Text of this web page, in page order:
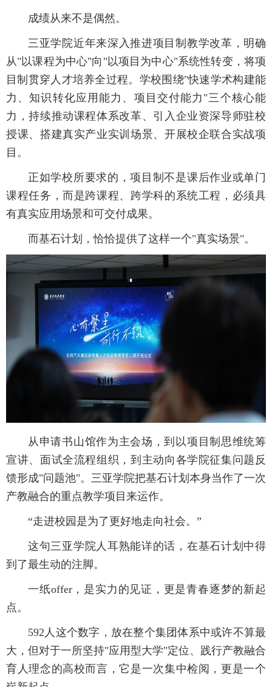
成绩从来不是偶然。
三亚学院近年来深入推进项目制教学改革，明确
从"以课程为中心"向"以项目为中心"系统性转变，将项
目制贯穿人才培养全过程。学校围绕"快速学术构建能
力、知识转化应用能力、项目交付能力"三个核心能
力，持续推动课程体系改革、引入企业资深导师驻校
授课、搭建真实产业实训场景、开展校企联合实战项
目。
正如学校所要求的，项目制不是课后作业或单门
课程任务，而是跨课程、跨学科的系统工程，必须具
有真实应用场景和可交付成果。
而基石计划，恰恰提供了这样一个"真实场景"。
从申请书山馆作为主会场，到以项目制思维统筹
宣讲、面试全流程组织，到主动向各学院征集问题反
馈形成"问题池"。三亚学院把基石计划本身当作了一次
产教融合的重点教学项目来运作。
“走进校园是为了更好地走向社会。”
这句三亚学院人耳熟能详的话，在基石计划中得
到了最生动的注脚。
一纸offer，是实力的见证，更是青春逐梦的新起
点。
592人这个数字，放在整个集团体系中或许不算最
大，但对于一所坚持"应用型大学"定位、践行产教融合
育人理念的高校而言，它是一次集中检阅，更是一个